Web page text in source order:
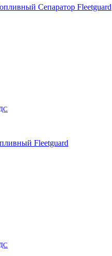
Сепаратор Fleetguard
Fleetguard